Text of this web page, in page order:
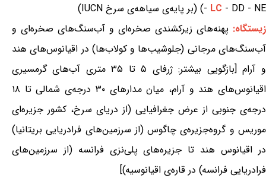
- LC - DD - NE) (بر پایه‌ی سیاهه‌ی سرخ IUCN)
زیستگاه: پهنه‌های زیرکشندی صخره‌ای و آب‌سنگ‌های صخره‌ای و
آب‌سنگ‌های مرجانی (جلوشیب‌ها و کولاب‌ها) در اقیانوس‌های هند
و آرام [بازگویی بیشتر: ژرفای ۵ تا ۳۵ متری آب‌های گرمسیری
اقیانوس‌های هند و آرام، میان مدارهای ۳۰ درجه‌ی شمالی تا ۱۸
درجه‌ی جنوبی از عرض جغرافیایی (از دریای سرخ، کشور جزیره‌ای
موریس و گروه‌جزیره‌ی چاگوس (از سرزمین‌های فرادریایی بریتانیا)
در اقیانوس هند تا جزیره‌های پلی‌نزی فرانسه (از سرزمین‌های
فرادریایی فرانسه) در قاره‌ی اقیانوسیه)]